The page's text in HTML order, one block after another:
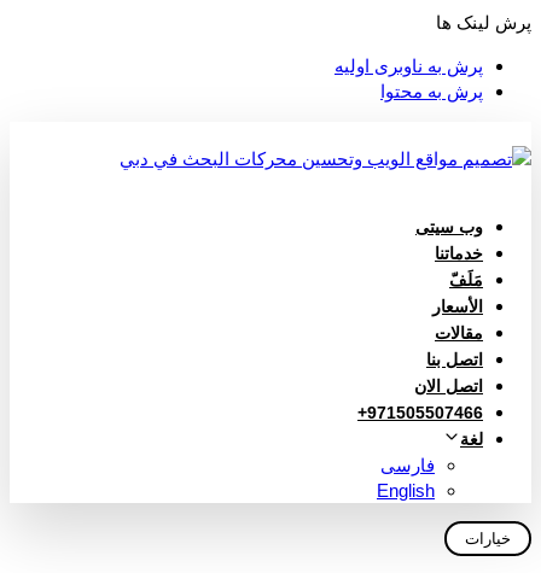
پرش لینک ها
پرش به ناوبری اولیه
پرش به محتوا
وب سیتی
خدماتنا
مَلَفّ
الأسعار
مقالات
اتصل بنا
اتصل الان
971505507466+
لغة
فارسی
English
خيارات